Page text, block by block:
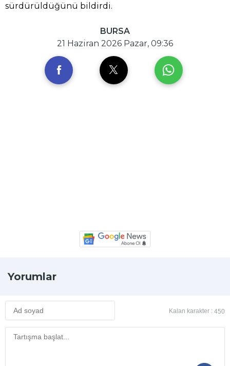
sürdürüldüğünü bildirdi.
BURSA
21 Haziran 2026 Pazar, 09:36
Yorumlar
Kalan karakter : 450